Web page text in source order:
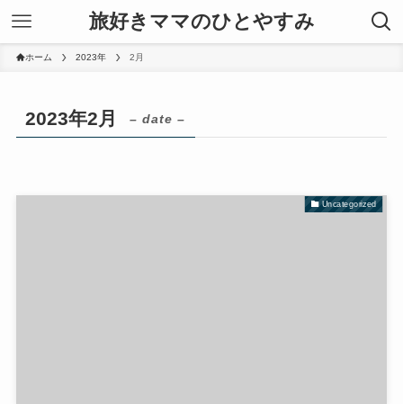
旅好きママのひとやすみ
ホーム 2023年 2月
2023年2月 – date –
Uncategorized